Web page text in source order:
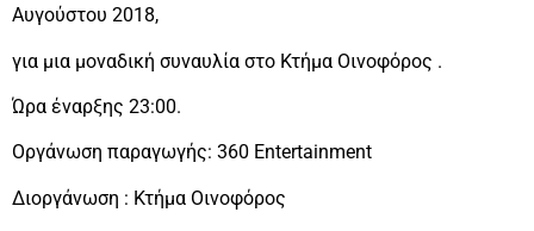
Αυγούστου 2018,
για μια μοναδική συναυλία στο Κτήμα Οινοφόρος .
Ώρα έναρξης 23:00.
Οργάνωση παραγωγής: 360 Entertainment
Διοργάνωση : Κτήμα Οινοφόρος